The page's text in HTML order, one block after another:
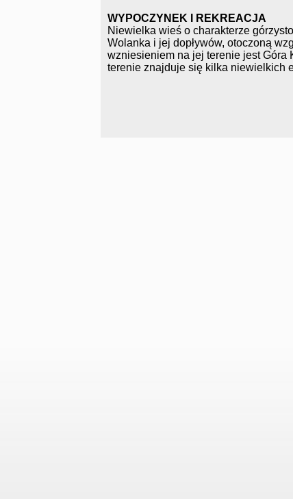
WYPOCZYNEK I REKREACJA
Niewielka wieś o charakterze
Wolanka i jej dopływów, otoczoną
wzniesieniem na jej terenie jest Góra
terenie znajduje się kilka niewielkich